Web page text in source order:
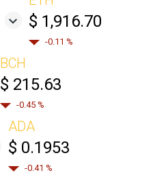
$ 1,916.70
-0.11 %
BCH
$ 215.63
-0.45 %
ADA
$ 0.1953
-0.41 %